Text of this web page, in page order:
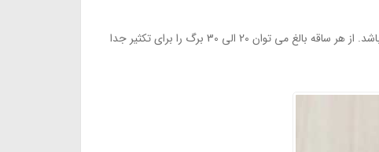
تکثیر از طریق قلمه ساقه در مدت زمان کوتاهی به شما گیاه جدید خواهد داد. قلمه برگ می تواند از لحاظ اقتصادی مقرون به صرفه تر باشد. از هر ساقه بالغ می توان 20 الی 30 برگ را برای تکثیر جدا